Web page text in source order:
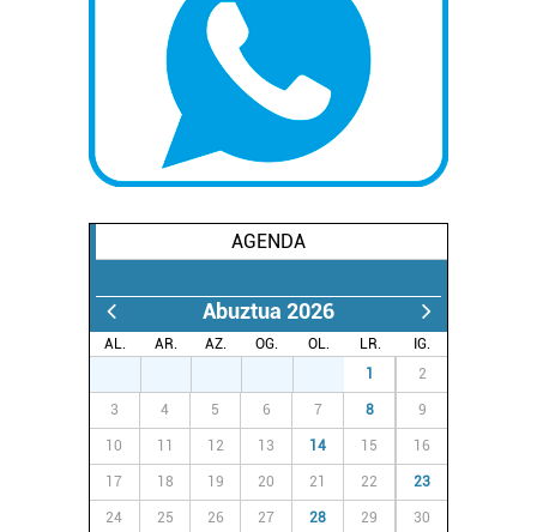
AGENDA
Abuztua 2026
AL. AR. AZ. OG. OL. LR.
IG.
1 2
3 4 5 6 7 8 9
10 11 12 13 14 15 16
17 18 19 20 21 22 23
24 25 26 27 28 29 30